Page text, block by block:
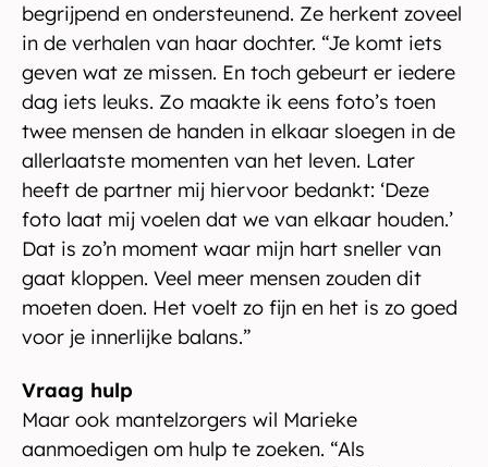
begrijpend en ondersteunend. Ze herkent zoveel
in de verhalen van haar dochter. “Je komt iets
geven wat ze missen. En toch gebeurt er iedere
dag iets leuks. Zo maakte ik eens foto’s toen
twee mensen de handen in elkaar sloegen in de
allerlaatste momenten van het leven. Later
heeft de partner mij hiervoor bedankt: ‘Deze
foto laat mij voelen dat we van elkaar houden.’
Dat is zo’n moment waar mijn hart sneller van
gaat kloppen. Veel meer mensen zouden dit
moeten doen. Het voelt zo fijn en het is zo goed
voor je innerlijke balans.”
Vraag hulp
Maar ook mantelzorgers wil Marieke
aanmoedigen om hulp te zoeken. “Als